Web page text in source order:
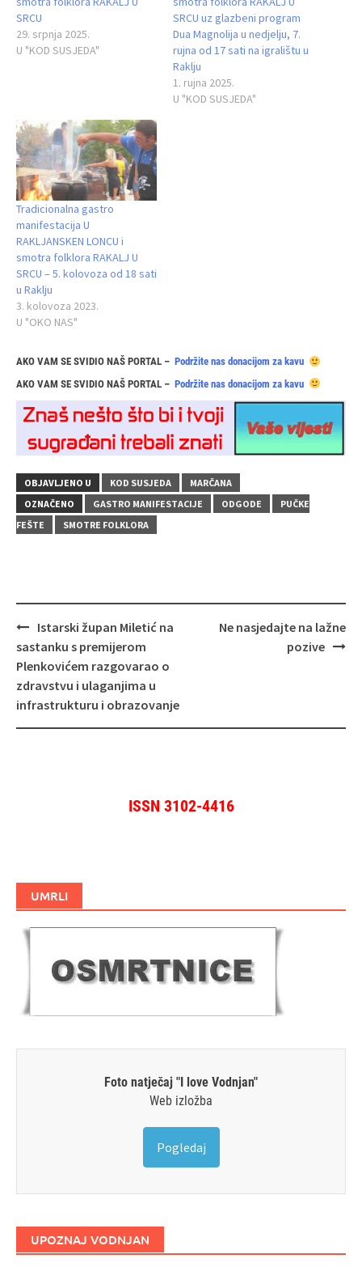
SRCU
29. srpnja 2025.
U "KOD SUSJEDA"
SRCU uz glazbeni program
Dua Magnolija u nedjelju, 7.
rujna od 17 sati na igralištu u
Raklju
1. rujna 2025.
U "KOD SUSJEDA"
Tradicionalna gastro
manifestacija U
RAKLJANSKEN LONCU i
smotra folklora RAKALJ U
SRCU – 5. kolovoza od 18 sati
u Raklju
3. kolovoza 2023.
U "OKO NAS"
AKO VAM SE SVIDIO NAŠ PORTAL – Podržite nas donacijom za kavu
AKO VAM SE SVIDIO NAŠ PORTAL – Podržite nas donacijom za kavu
OBJAVLJENO U KOD SUSJEDA
MARČANA
OZNAČENO
GASTRO MANIFESTACIJE ODGODE
PUČKE
FEŠTE
SMOTRE FOLKLORA
Navigacija
objava
Istarski župan Miletić na
sastanku s premijerom
Plenkovićem razgovarao o
zdravstvu i ulaganjima u
infrastrukturu i obrazovanje
Ne nasjedajte na lažne
pozive
ISSN 3102-4416
UMRLI
Foto natječaj "I love Vodnjan"
Web izložba
Pogledaj
UPOZNAJ VODNJAN